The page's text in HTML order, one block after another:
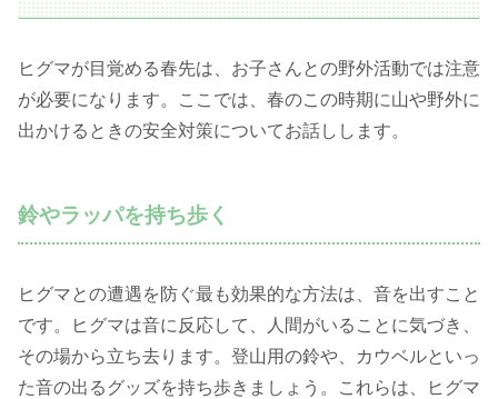
ヒグマが目覚める春先は、お子さんとの野外活動では注意
が必要になります。ここでは、春のこの時期に山や野外に
出かけるときの安全対策についてお話しします。
鈴やラッパを持ち歩く
ヒグマとの遭遇を防ぐ最も効果的な方法は、音を出すこと
です。ヒグマは音に反応して、人間がいることに気づき、
その場から立ち去ります。登山用の鈴や、カウベルといっ
た音の出るグッズを持ち歩きましょう。これらは、ヒグマ